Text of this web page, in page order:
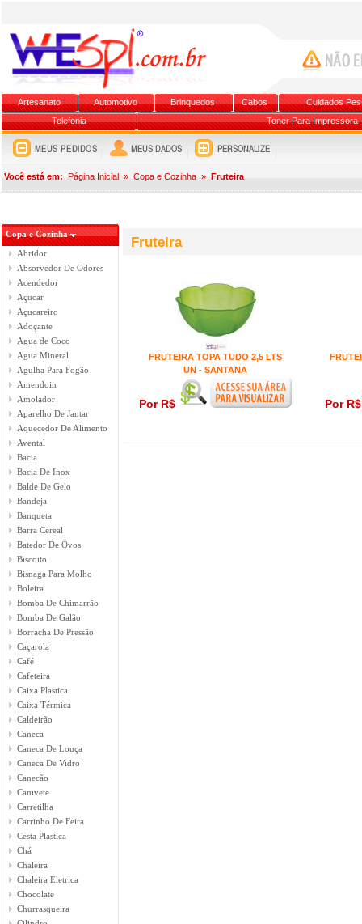
Artesanato Automotivo Brinquedos Cabos
Cuidados
Telefonia
Toner Para Impressora
Você está em: Página Inicial » Copa e Cozinha » Fruteira
Copa e Cozinha
Abridor
Absorvedor De Odores
Acendedor
Açucar
Açucareiro
Adoçante
Agua de Coco
Agua Mineral
Agulha Para Fogão
Amendoin
Amolador
Aparelho De Jantar
Aquecedor De Alimento
Avental
Bacia
Bacia De Inox
Balde De Gelo
Bandeja
Banqueta
Barra Cereal
Batedor De Ovos
Biscoito
Bisnaga Para Molho
Boleira
Bomba De Chimarrão
Bomba De Galão
Borracha De Pressão
Caçarola
Café
Cafeteira
Caixa Plastica
Caixa Térmica
Caldeirão
Caneca
Caneca De Louça
Caneca De Vidro
Canecão
Canivete
Carretilha
Carrinho De Feira
Cesta Plastica
Chá
Chaleira
Chaleira Eletrica
Chocolate
Churrasqueira
Fruteira
FRUTEIRA TOPA TUDO 2,5 LTS
UN - SANTANA
Por R$ Por